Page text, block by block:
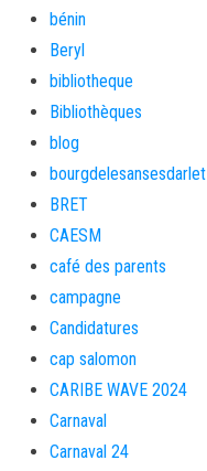
bénin
Beryl
bibliotheque
Bibliothèques
blog
bourgdelesansesdarlet
BRET
CAESM
café des parents
campagne
Candidatures
cap salomon
CARIBE WAVE 2024
Carnaval
Carnaval 24